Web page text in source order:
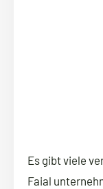
Es gibt viele
Faial